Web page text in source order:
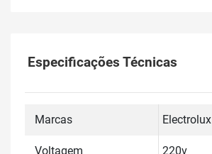
Especificações Técnicas
Marcas Electrolux
Voltagem 220v